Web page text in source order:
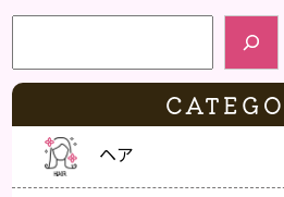
検索
ヘア